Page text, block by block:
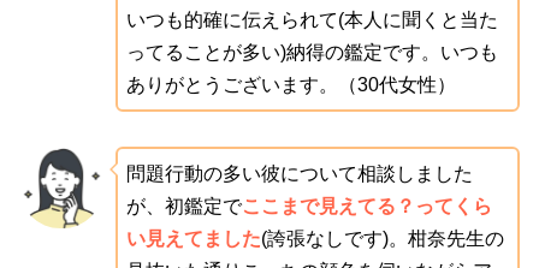
いつも的確に伝えられて(本人に聞くと当た
ってることが多い)納得の鑑定です。いつも
ありがとうございます。（30代女性）
問題行動の多い彼について相談しました
が、初鑑定でここまで見えてる？ってくら
い見えてました(誇張なしです)。柑奈先生の